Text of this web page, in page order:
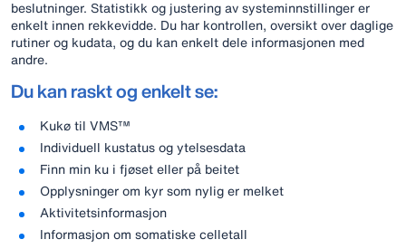
beslutninger. Statistikk og justering av systeminnstillinger er
enkelt innen rekkevidde. Du har kontrollen, oversikt over daglige
rutiner og kudata, og du kan enkelt dele informasjonen med
andre.
Du kan raskt og enkelt se:
Kukø til VMS™
Individuell kustatus og ytelsesdata
Finn min ku i fjøset eller på beitet
Opplysninger om kyr som nylig er melket
Aktivitetsinformasjon
Informasjon om somatiske celletall